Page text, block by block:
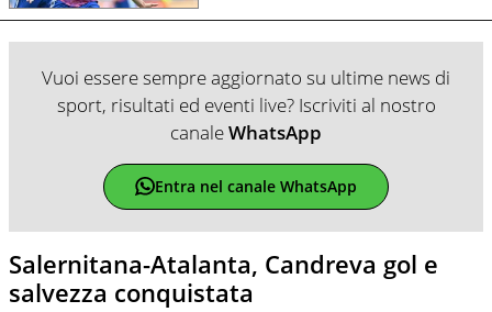
Vuoi essere sempre aggiornato su ultime news di
sport, risultati ed eventi live? Iscriviti al nostro
canaleWhatsApp
Entra nel canale WhatsApp
Salernitana-Atalanta, Candreva gol e
salvezza conquistata